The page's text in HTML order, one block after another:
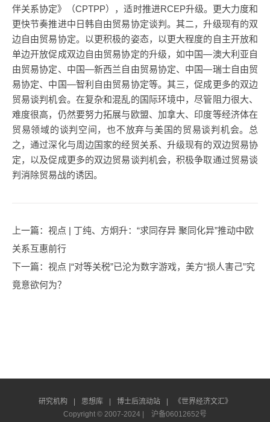
伴关系协定》（CPTPP），适时推进RCEP升级。更大力度和
更快节奏推进中日韩自由贸易协定谈判。其二，升级现有的双
边自由贸易协定。以更积极的姿态，以更大程度的自主开放和
单边开放促成双边自由贸易协定的升级，如中国—澳大利亚自
由贸易协定、中国—新西兰自由贸易协定、中国—瑞士自由贸
易协定、中国—智利自由贸易协定等。其三，促成更多的双边
贸易谈判机会。在复杂和混乱的国际环境中，尽管阻力很大、
难度很高，仍然要努力拓展与欧盟、加拿大、印度等经济体在
贸易领域的谈判空间，也不放弃与美国的贸易谈判机会。总
之，通过深化与周边国家的经贸关系、升级现有的双边贸易协
定，以及促成更多的双边贸易谈判机会，积极争取通过贸易谈
判消除贸易战的诱因。
上一篇：视点 | 丁纯、方炯升：“求同存异 聚同化异”推动中欧
关系互惠前行
下一篇：视点 |“对等关税”已沦为数字游戏，美方“损人害己”究
竟意欲何为？
研究机构 思想库 博士后流动站
《世界经济文汇》
Copyright © 2007-2024 | 沪备06012652号